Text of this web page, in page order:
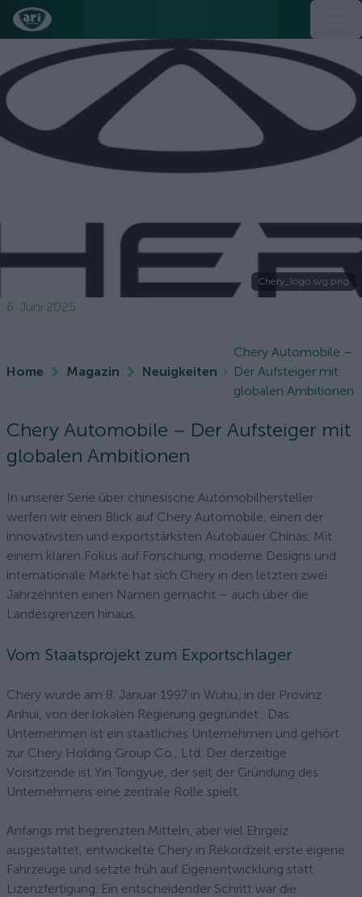
Chery_logo.svg.png
6. Juni 2025
Home Magazin Neuigkeiten
Chery Automobile –
Der Aufsteiger mit
globalen Ambitionen
Chery Automobile – Der Aufsteiger mit
globalen Ambitionen
In unserer Serie über chinesische Automobilhersteller
werfen wir einen Blick auf Chery Automobile, einen der
innovativsten und exportstärksten Autobauer Chinas. Mit
einem klaren Fokus auf Forschung, moderne Designs und
internationale Märkte hat sich Chery in den letzten zwei
Jahrzehnten einen Namen gemacht – auch über die
Landesgrenzen hinaus.
Vom Staatsprojekt zum Exportschlager
Chery wurde am 8. Januar 1997 in Wuhu, in der Provinz
Anhui, von der lokalen Regierung gegründet . Das
Unternehmen ist ein staatliches Unternehmen und gehört
zur Chery Holding Group Co., Ltd. Der derzeitige
Vorsitzende ist Yin Tongyue, der seit der Gründung des
Unternehmens eine zentrale Rolle spielt.
Anfangs mit begrenzten Mitteln, aber viel Ehrgeiz
ausgestattet, entwickelte Chery in Rekordzeit erste eigene
Fahrzeuge und setzte früh auf Eigenentwicklung statt
Lizenzfertigung. Ein entscheidender Schritt war die